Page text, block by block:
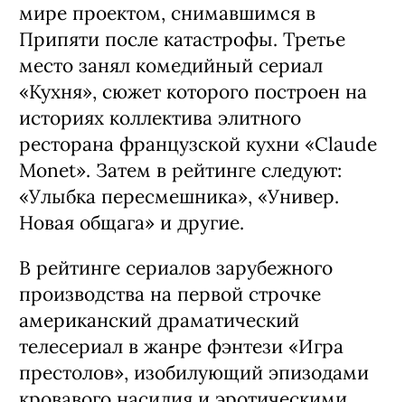
мире проектом, снимавшимся в
Припяти после катастрофы. Третье
место занял комедийный сериал
«Кухня», сюжет которого построен на
историях коллектива элитного
ресторана французской кухни «Claude
Monet». Затем в рейтинге следуют:
«Улыбка пересмешника», «Универ.
Новая общага» и другие.
В рейтинге сериалов зарубежного
производства на первой строчке
американский драматический
телесериал в жанре фэнтези «Игра
престолов», изобилующий эпизодами